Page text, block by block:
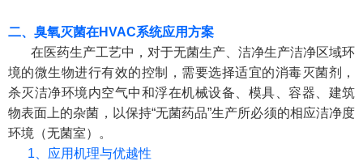
二、臭氧灭菌在HVAC系统应用方案
在医药生产工艺中，对于无菌生产、洁净生产洁净区域环
境的微生物进行有效的控制，需要选择适宜的消毒灭菌剂，
杀灭洁净环境内空气中和浮在机械设备、模具、容器、建筑
物表面上的杂菌，以保持“无菌药品”生产所必须的相应洁净度
环境（无菌室）。
1、应用机理与优越性